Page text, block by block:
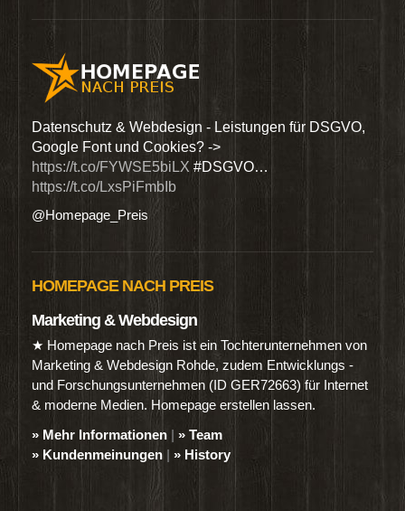
Datenschutz & Webdesign - Leistungen für DSGVO,
Google Font und Cookies? ->
https://t.co/FYWSE5biLX #DSGVO…
https://t.co/LxsPiFmbIb
@Homepage_Preis
HOMEPAGE NACH PREIS
Marketing & Webdesign
★ Homepage nach Preis ist ein Tochterunternehmen von
Marketing & Webdesign Rohde, zudem Entwicklungs -
und Forschungsunternehmen (ID GER72663) für Internet
& moderne Medien. Homepage erstellen lassen.
» Mehr Informationen | » Team
» Kundenmeinungen | » History